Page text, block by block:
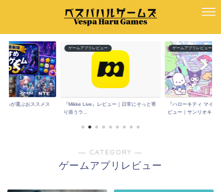
ルが選ぶおススメス
ゲームアプリレビュー
『Mikke Live』レビュー｜日常にそっと寄
り添うラ...
ゲームアプリレビュー
『ハローキティ マイド
ビュー｜サンリオキ...
― CATEGORY ―
ゲームアプリレビュー